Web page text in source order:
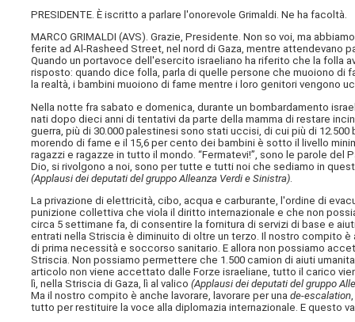
PRESIDENTE. È iscritto a parlare l'onorevole Grimaldi. Ne ha facoltà.
MARCO GRIMALDI (AVS). Grazie, Presidente. Non so voi, ma
ferite ad Al-Rasheed Street, nel nord di Gaza, mentre attendevano
Quando un portavoce dell'esercito israeliano ha riferito che la folla
risposto: quando dice folla, parla di quelle persone che muoiono
la realtà, i bambini muoiono di fame mentre i loro genitori vengono
Nella notte fra sabato e domenica, durante un bombardamento
nati dopo dieci anni di tentativi da parte della mamma di restare
guerra, più di 30.000 palestinesi sono stati uccisi, di cui più di
morendo di fame e il 15,6 per cento dei bambini è sotto il livello
ragazzi e ragazze in tutto il mondo. “Fermatevi!”, sono le parole
Dio, si rivolgono a noi, sono per tutte e tutti noi che sediamo in
(Applausi dei deputati del gruppo Alleanza Verdi e Sinistra)
La privazione di elettricità, cibo, acqua e carburante, l'ordine di
punizione collettiva che viola il diritto internazionale e che non
circa 5 settimane fa, di consentire la fornitura di servizi di base e
entrati nella Striscia è diminuito di oltre un terzo. Il nostro compito
di prima necessità e soccorso sanitario. E allora non possiamo
Striscia. Non possiamo permettere che 1.500 camion di aiuti
articolo non viene accettato dalle Forze israeliane, tutto il carico
lì, nella Striscia di Gaza, lì al valico(Applausi dei deputati del gruppo
Ma il nostro compito è anche lavorare, lavorare per unade-escalation
tutto per restituire la voce alla diplomazia internazionale. E questo